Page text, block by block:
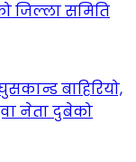
जिल्ला समिति
बाहिरियो,
नेता दुबेको